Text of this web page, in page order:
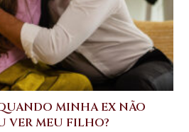
MINHA EX NÃO
VER MEU FILHO?